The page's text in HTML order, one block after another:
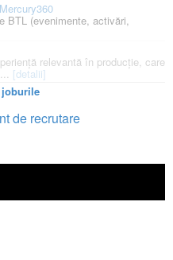
BTL (evenimente, activări,
relevantă în producție, care
[detalii]
de recrutare